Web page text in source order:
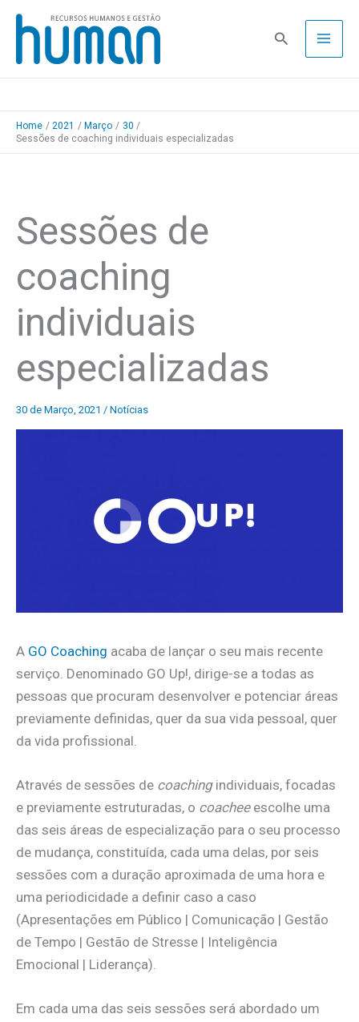
Skip
content
Pesquisa
Home 2021 Março
30
Sessões de coaching individuais especializadas
Sessões de
coaching
individuais
especializadas
30 de Março, 2021 / Notícias
A GO Coaching acaba de lançar o seu mais recente
serviço. Denominado GO Up!, dirige-se a todas as
pessoas que procuram desenvolver e potenciar áreas
previamente definidas, quer da sua vida pessoal, quer
da vida profissional.
Através de sessões de coachingindividuais, focadas
e previamente estruturadas, o coacheeescolhe uma
das seis áreas de especialização para o seu processo
de mudança, constituída, cada uma delas, por seis
sessões com a duração aproximada de uma hora e
uma periodicidade a definir caso a caso
(Apresentações em Público | Comunicação | Gestão
de Tempo | Gestão de Stresse | Inteligência
Emocional | Liderança).
Em cada uma das seis sessões será abordado um